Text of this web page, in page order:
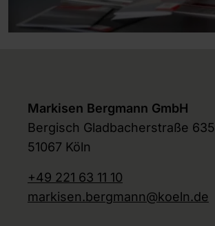
Markisen Bergmann GmbH
Bergisch Gladbacherstraße 635
51067 Köln
+49 221 63 11 10
markisen.bergmann@koeln.de